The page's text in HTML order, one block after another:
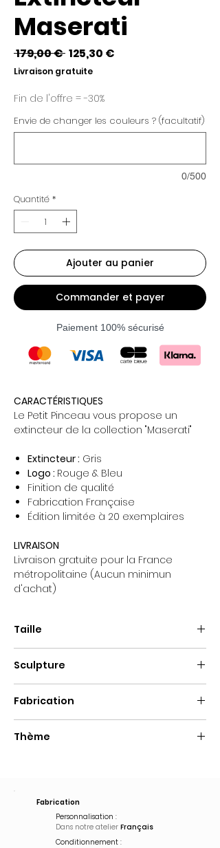
Maserati
179,00 € Prix
original
125,30 €
Livraison gratuite
Fin de l'offre = -30%
Envie de changer les couleurs ? (facultatif)
0/500
Quantité *
Ajouter au panier
Commander et payer
Paiement 100% sécurisé
CARACTÉRISTIQUES
Le Petit Pinceau vous propose un
extincteur de la collection "Maserati"
Extincteur : Gris
Logo : Rouge & Bleu
Finition de qualité
Fabrication Française
Édition limitée à 20 exemplaires
LIVRAISON
Livraison gratuite pour la France
métropolitaine (Aucun minimun
d'achat)
Taille
Sculpture
Fabrication
Thème
Fabrication
Personnalisation :
Dans notre atelier Français
Conditionnement :